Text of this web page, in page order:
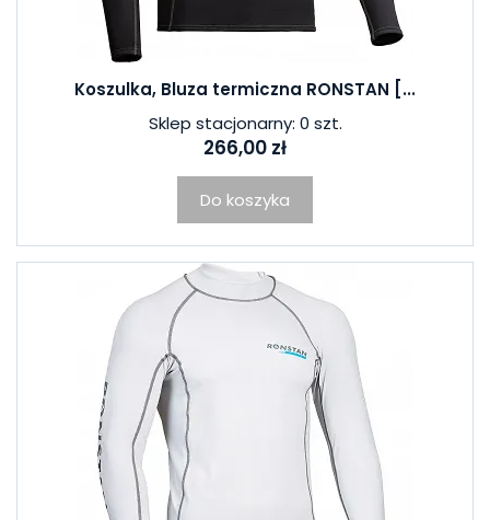
Koszulka, Bluza termiczna RONSTAN [...
Sklep stacjonarny: 0 szt.
266,00 zł
Do koszyka